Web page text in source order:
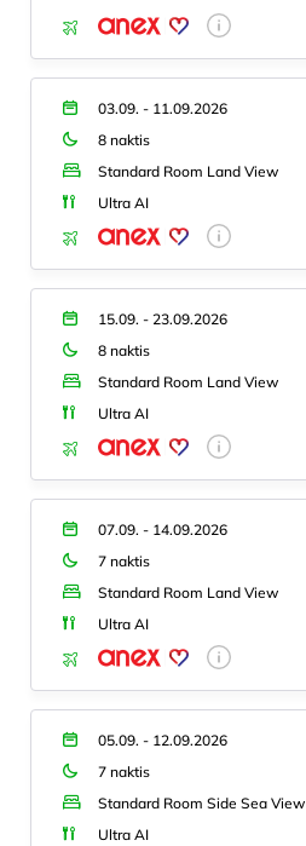
03.09. - 11.09.2026
8 naktis
Standard Room Land View
Ultra AI
15.09. - 23.09.2026
8 naktis
Standard Room Land View
Ultra AI
07.09. - 14.09.2026
7 naktis
Standard Room Land View
Ultra AI
05.09. - 12.09.2026
7 naktis
Standard Room Side Sea View
Ultra AI